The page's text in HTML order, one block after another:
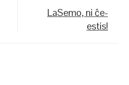
LaSemo, ni ĉe-
estis!